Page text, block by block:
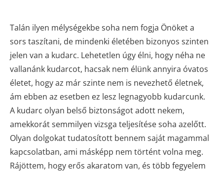
Talán ilyen mélységekbe soha nem fogja Önöket a
sors taszítani, de mindenki életében bizonyos szinten
jelen van a kudarc. Lehetetlen úgy élni, hogy néha ne
vallanánk kudarcot, hacsak nem élünk annyira óvatos
életet, hogy az már szinte nem is nevezhető életnek,
ám ebben az esetben ez lesz legnagyobb kudarcunk.
A kudarc olyan belső biztonságot adott nekem,
amekkorát semmilyen vizsga teljesítése soha azelőtt.
Olyan dolgokat tudatosított bennem saját magammal
kapcsolatban, ami másképp nem történt volna meg.
Rájöttem, hogy erős akaratom van, és több fegyelem